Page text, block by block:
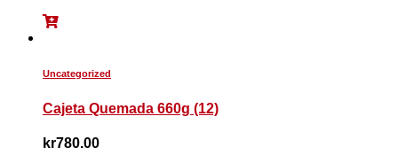
Uncategorized
Cajeta Quemada 660g (12)
kr780.00